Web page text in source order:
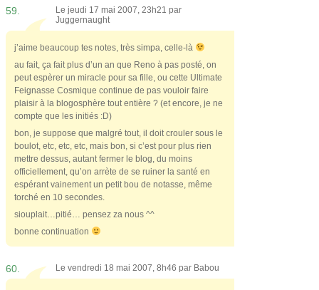
59.
Le jeudi 17 mai 2007, 23h21 par
Juggernaught
j’aime beaucoup tes notes, très simpa, celle-là
au fait, ça fait plus d’un an que Reno à pas posté, on
peut espèrer un miracle pour sa fille, ou cette Ultimate
Feignasse Cosmique continue de pas vouloir faire
plaisir à la blogosphère tout entière ? (et encore, je ne
compte que les initiés :D)
bon, je suppose que malgré tout, il doit crouler sous le
boulot, etc, etc, etc, mais bon, si c’est pour plus rien
mettre dessus, autant fermer le blog, du moins
officiellement, qu’on arrète de se ruiner la santé en
espérant vainement un petit bou de notasse, même
torché en 10 secondes.
siouplait…pitié… pensez za nous ^^
bonne continuation
60. Le vendredi 18 mai 2007, 8h46 par Babou